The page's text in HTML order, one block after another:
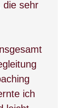
die sehr
ich